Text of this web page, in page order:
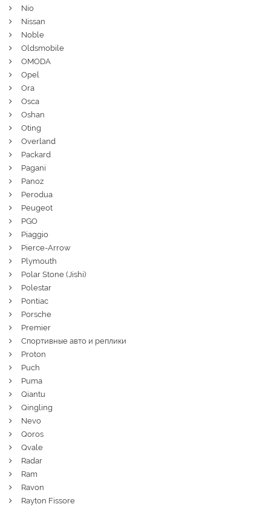
Nio
Nissan
Noble
Oldsmobile
OMODA
Opel
Ora
Osca
Oshan
Oting
Overland
Packard
Pagani
Panoz
Perodua
Peugeot
PGO
Piaggio
Pierce-Arrow
Plymouth
Polar Stone (Jishi)
Polestar
Pontiac
Porsche
Premier
Спортивные авто и реплики
Proton
Puch
Puma
Qiantu
Qingling
Nevo
Qoros
Qvale
Radar
Ram
Ravon
Rayton Fissore